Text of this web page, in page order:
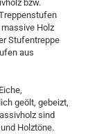
bzw.
Holz
Stufentreppe
aus
geölt, gebeizt,
sind
Holztöne.